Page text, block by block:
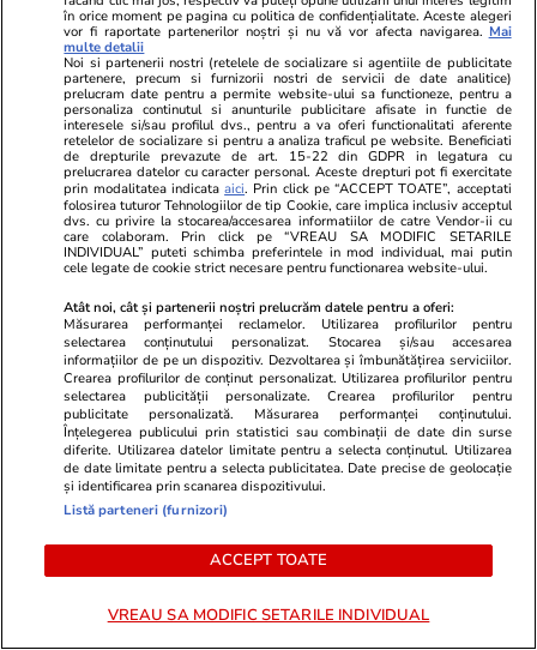
Cum păstrăm brânza fără să
mucegăiască
Lifestyle 17 iul.
De ce să nu păstrezi cartofii
lângă ceapă
Știri România 14:34
Generalul Gheorghiță Vlad,
după a doua dronă doborâtă în
24 de ore: „De fiecare dată
când spațiul aerian este
încălcat, militarii sunt deja
acolo”
în orice moment pe pagina cu politica de confidențialitate. Aceste alegeri
vor fi raportate partenerilor noștri și nu vă vor afecta navigarea. Mai
multe detalii
Noi si partenerii nostri (retelele de socializare si agentiile de publicitate
partenere, precum si furnizorii nostri de servicii de date analitice)
prelucram date pentru a permite website-ului sa functioneze, pentru a
personaliza continutul si anunturile publicitare afisate in functie de
interesele si/sau profilul dvs., pentru a va oferi functionalitati aferente
retelelor de socializare si pentru a analiza traficul pe website. Beneficiati
de drepturile prevazute de art. 15-22 din GDPR in legatura cu
prelucrarea datelor cu caracter personal. Aceste drepturi pot fi exercitate
prin modalitatea indicataaici. Prin click pe “ACCEPT TOATE”, acceptati
folosirea tuturor Tehnologiilor de tip Cookie, care implica inclusiv acceptul
dvs. cu privire la stocarea/accesarea informatiilor de catre Vendor-ii cu
care colaboram. Prin click pe “VREAU SA MODIFIC SETARILE
INDIVIDUAL” puteti schimba preferintele in mod individual, mai putin
cele legate de cookie strict necesare pentru functionarea website-ului.
Atât noi, cât și partenerii noștri prelucrăm datele pentru a oferi:
Măsurarea performanței reclamelor. Utilizarea profilurilor pentru
selectarea conținutului personalizat. Stocarea și/sau accesarea
informațiilor de pe un dispozitiv. Dezvoltarea și îmbunătățirea serviciilor.
Crearea profilurilor de conținut personalizat. Utilizarea profilurilor pentru
selectarea publicității personalizate. Crearea profilurilor pentru
publicitate personalizată. Măsurarea performanței conținutului.
Înțelegerea publicului prin statistici sau combinații de date din surse
diferite. Utilizarea datelor limitate pentru a selecta conținutul. Utilizarea
de date limitate pentru a selecta publicitatea. Date precise de geolocație
și identificarea prin scanarea dispozitivului.
Listă parteneri (furnizori)
ACCEPT TOATE
VREAU SA MODIFIC SETARILE INDIVIDUAL